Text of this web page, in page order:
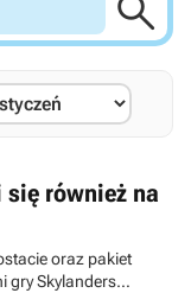

również na
oraz pakiet
gry Skylanders